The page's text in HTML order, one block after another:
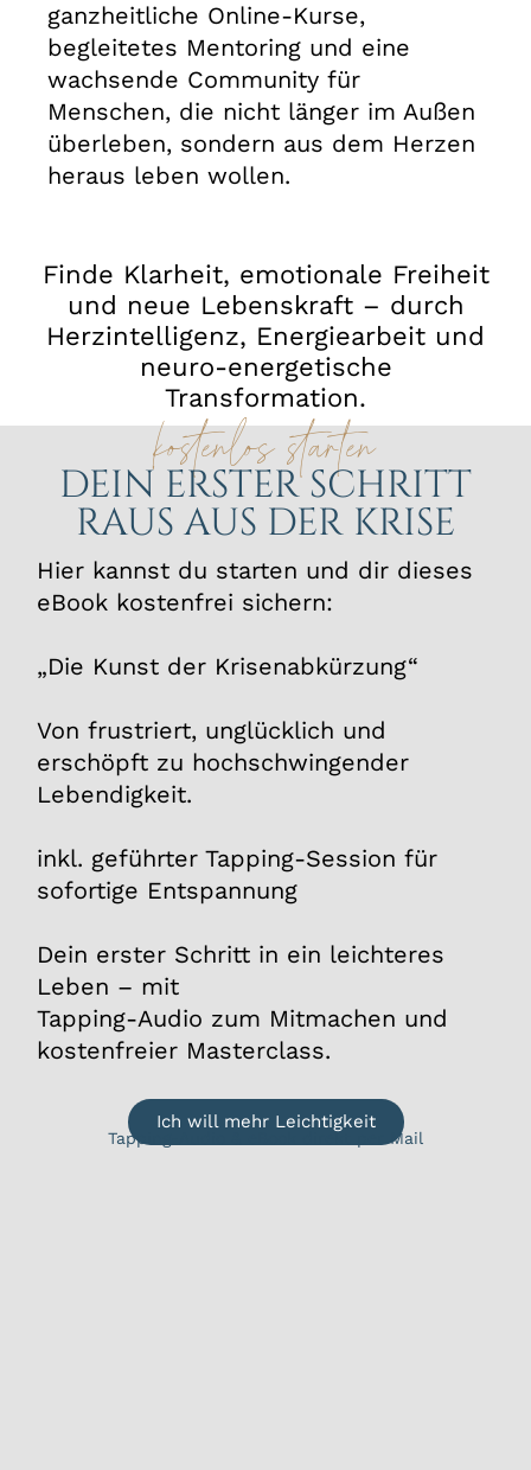
ganzheitliche Online-Kurse,
begleitetes Mentoring und eine
wachsende Community für
Menschen, die nicht länger im Außen
überleben, sondern aus dem Herzen
heraus leben wollen.
Finde Klarheit, emotionale Freiheit
und neue Lebenskraft – durch
Herzintelligenz, Energiearbeit und
neuro-energetische
Transformation.
kostenlos starten
DEIN ERSTER SCHRITT
RAUS AUS DER KRISE
Hier kannst du starten und dir dieses
eBook kostenfrei sichern:
„Die Kunst der Krisenabkürzung“
Von frustriert, unglücklich und
erschöpft zu hoch­schwin­gender
Lebendigkeit.
inkl. geführter Tapping-Session für
sofortige Entspannung
Dein erster Schritt in ein leichteres
Leben – mit
Tapping-Audio zum Mit­machen und
kosten­freier Master­class.
Ich will mehr Leichtigkeit
Tapping-Audio & eBook direkt per Mail